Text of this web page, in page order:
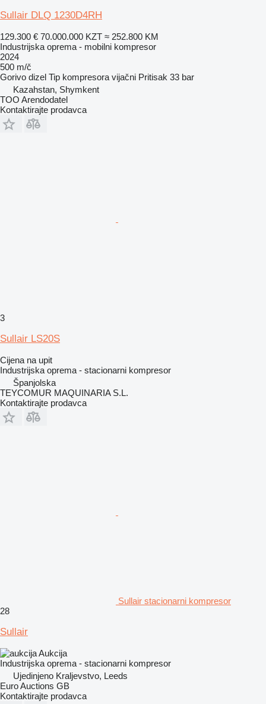
Sullair DLQ 1230D4RH
129.300 € 70.000.000 KZT ≈ 252.800 KM
Industrijska oprema - mobilni kompresor
2024
500 m/č
Gorivo dizel Tip kompresora vijačni Pritisak 33 bar
Kazahstan, Shymkent
TOO Arendodatel
Kontaktirajte prodavca
3
Sullair LS20S
Cijena na upit
Industrijska oprema - stacionarni kompresor
Španjolska
TEYCOMUR MAQUINARIA S.L.
Kontaktirajte prodavca
Sullair stacionarni kompresor
28
Sullair
Aukcija
Industrijska oprema - stacionarni kompresor
Ujedinjeno Kraljevstvo, Leeds
Euro Auctions GB
Kontaktirajte prodavca